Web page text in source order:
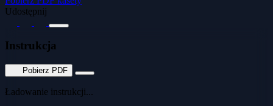
Udostępnij
Instrukcja
Pobierz PDF
Ładowanie instrukcji...